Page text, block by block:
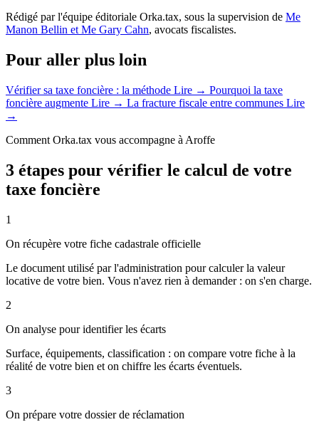
Rédigé par l'équipe éditoriale Orka.tax, sous la supervision de Me
Manon Bellin et Me Gary Cahn, avocats fiscalistes.
Pour aller plus loin
Vérifier sa taxe foncière : la méthode Lire → Pourquoi la taxe
foncière augmente Lire → La fracture fiscale entre communes Lire
→
Comment Orka.tax vous accompagne à Aroffe
3 étapes pour vérifier le calcul de votre
taxe foncière
1
On récupère votre fiche cadastrale officielle
Le document utilisé par l'administration pour calculer la valeur
locative de votre bien. Vous n'avez rien à demander : on s'en charge.
2
On analyse pour identifier les écarts
Surface, équipements, classification : on compare votre fiche à la
réalité de votre bien et on chiffre les écarts éventuels.
3
On prépare votre dossier de réclamation